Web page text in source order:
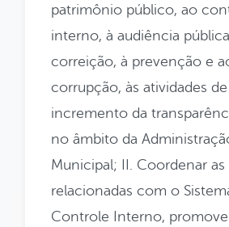
patrimônio público, ao
interno, à audiência
correição, à prevenção e
corrupção, às atividades
incremento da
no âmbito da
Municipal; II. Coordenar as
relacionadas com o
Controle Interno,